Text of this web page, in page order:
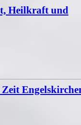
Heilkraft und